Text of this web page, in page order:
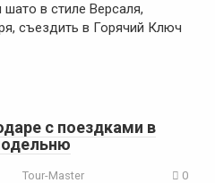
в стиле Версаля,
съездить в Горячий Ключ
с поездками в
Tour-Master 0